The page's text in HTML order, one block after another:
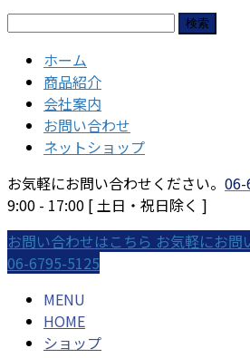
検
ホーム
商品紹介
会社案内
お問い合わせ
ネットショップ
お気軽にお問い合わせください。
9:00 - 17:00 [ 土日・祝日除く ]
お問い合わせはこちら お気軽にお問
06-6795-5125
MENU
HOME
ショップ